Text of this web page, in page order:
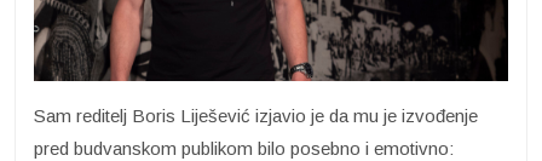
Sam reditelj Boris Liješević izjavio je da mu je izvođenje
pred budvanskom publikom bilo posebno i emotivno: